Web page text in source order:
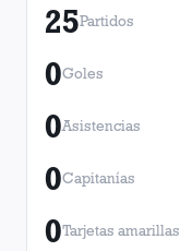
25Partidos
0Goles
0Asistencias
0Capitanías
0Tarjetas amarillas